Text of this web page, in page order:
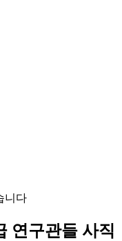
니다
연구관들 사직